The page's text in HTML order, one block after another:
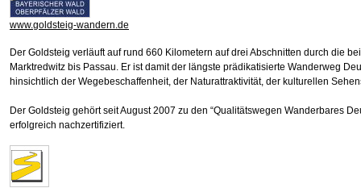
www.goldsteig-wandern.de
Der Goldsteig verläuft auf rund 660 Kilometern auf drei Abschnitten durch die
Marktredwitz bis Passau. Er ist damit der längste prädikatisierte Wanderweg
hinsichtlich der Wegebeschaffenheit, der Naturattraktivität, der kulturellen
Der Goldsteig gehört seit August 2007 zu den “Qualitätswegen Wanderbares
erfolgreich nachzertifiziert.